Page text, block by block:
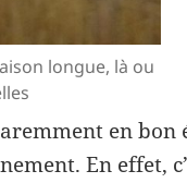
longue, là ou
en bon
En effet,